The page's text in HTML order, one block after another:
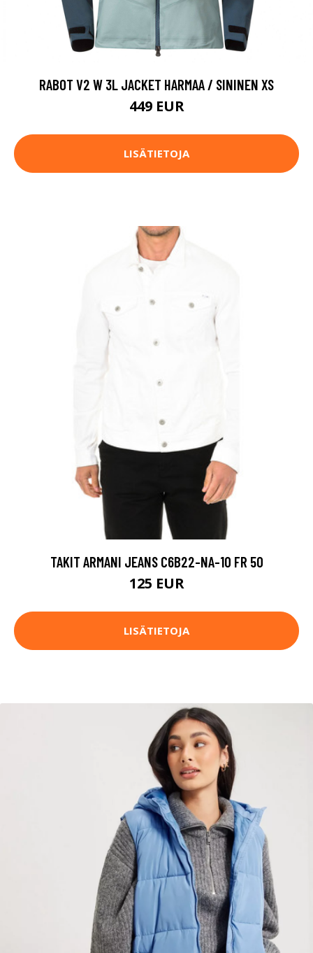
RABOT V2 W 3L JACKET HARMAA / SININEN XS
449 EUR
LISÄTIETOJA
TAKIT ARMANI JEANS C6B22-NA-10 FR 50
125 EUR
LISÄTIETOJA